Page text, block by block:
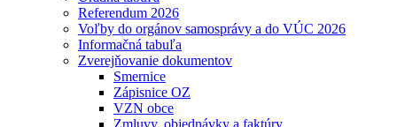
Referendum 2026
Voľby do orgánov samosprávy a do VÚC 2026
Informačná tabuľa
Zverejňovanie dokumentov
Smernice
Zápisnice OZ
VZN obce
Zmluvy, objednávky a faktúry